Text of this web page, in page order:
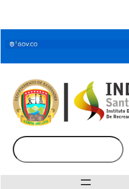
contenido
Buscar